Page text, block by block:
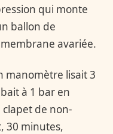
qui monte
ballon de
avariée.
manomètre lisait 3
à 1 bar en
clapet de non-
30 minutes,